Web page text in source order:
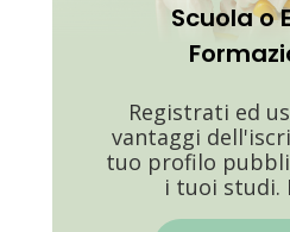
Scuola o
Registrati ed
vantaggi
tuo profilo
i tuoi studi.